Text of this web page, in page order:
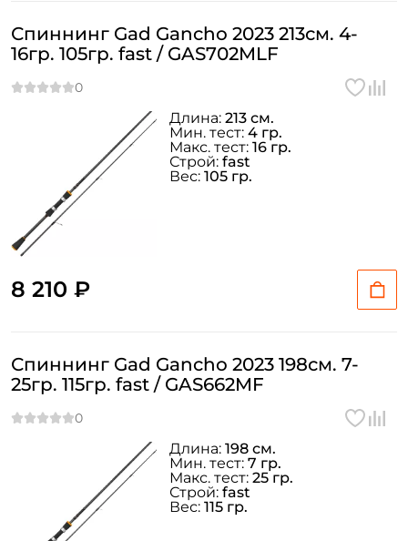
Спиннинг Gad Gancho 2023 213см. 4-
16гр. 105гр. fast / GAS702MLF
8 210 ₽
Длина: 213 см.
Мин. тест: 4 гр.
Макс. тест: 16 гр.
Строй: fast
Вес: 105 гр.
Спиннинг Gad Gancho 2023 198см. 7-
25гр. 115гр. fast / GAS662MF
Длина: 198 см.
Мин. тест: 7 гр.
Макс. тест: 25 гр.
Строй: fast
Вес: 115 гр.